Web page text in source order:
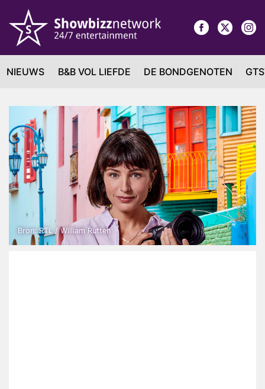
NIEUWS B&B VOL LIEFDE DE BONDGENOTEN
Bron: RTL / William Rutten